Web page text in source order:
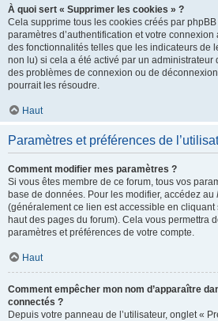
À quoi sert « Supprimer les cookies » ?
Cela supprime tous les cookies créés par
paramètres d’authentification et votre
des fonctionnalités telles que les indicateurs de
non lu) si cela a été activé par un administrateur
des problèmes de connexion ou de
pourrait les résoudre.
Haut
Paramètres et préférences de
Comment modifier mes paramètres ?
Si vous êtes membre de ce forum, tous vos
base de données. Pour les modifier, accédez au
(généralement ce lien est accessible en cliquant
haut des pages du forum). Cela vous permettra
paramètres et préférences de votre compte.
Haut
Comment empêcher mon nom d’apparaître
connectés ?
Depuis votre panneau de l’utilisateur, onglet «